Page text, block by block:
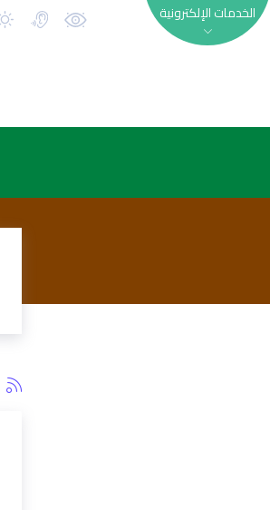
الخدمات الإلكترونية